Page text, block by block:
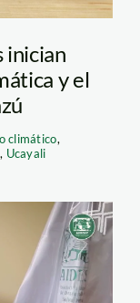
inician
y el
climático,
, Ucayali
–